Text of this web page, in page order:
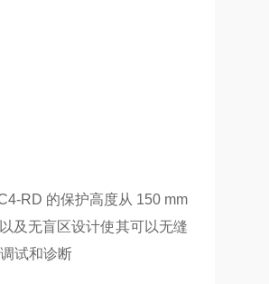
RD 的保护高度从 150 mm
及无盲区设计使其可以无缝
试和诊断